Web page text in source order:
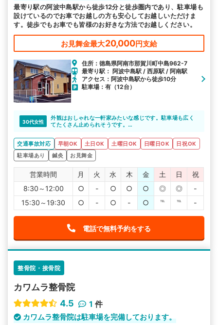
最寄り駅の阿波中島駅から徒歩12分と徒歩圏内であり、駐車場も
設けているのでお車でお越しの方も安心してお越しいただけま
す。徒歩でもお車でも皆様のお好きな方法でお越しください。
お見舞金最大20,000円支給
住所：徳島県阿南市那賀川町中島962-7
最寄り駅： 阿波中島駅 / 西原駅 / 阿南駅
アクセス：阿波中島駅から徒歩10分
駐車場：有（12台）
30代女性
外観はおしゃれな一軒家みたいな感じです。駐車場も広く
てたくさん止められそうです。
とても明るい先生で、とても話やすいです。その日の身体
の状態に合わせて施術内容を考えてくれるので、安心して
お任せできます。
交通事故対応 早朝OK 土日OK 土曜日OK 日曜日OK
日祝OK
駐車場あり
鍼灸 お見舞金
営業時間 月 火 水 木 金 土 日
祝
8:30～12:00
○ - ○ ○ ○ ◎ ◎
-
15:30～19:30
○ - ○ - ○ ℡ ℡ -
電話で無料予約をする
整骨院・接骨院
カワムラ整骨院
4.5
1 件
カワムラ整骨院は駐車場を完備しております。